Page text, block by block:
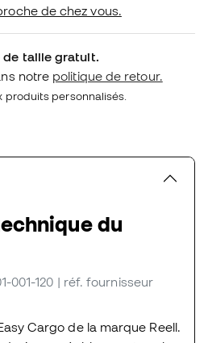
de chez vous.
de taille gratuit.
notre politique de retour.
produits personnalisés.
du
001-120 | réf. fournisseur
Cargo de la marque Reell.